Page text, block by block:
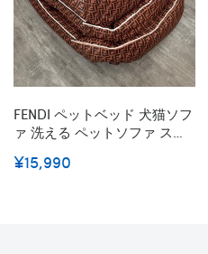
FENDI ペットベッド 犬猫ソフ
ァ 洗える ペットソファ スー
わ ベッド角型 Ｍサイズ フェ
¥15,990